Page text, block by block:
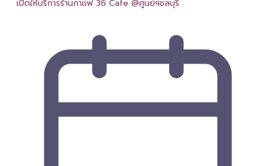
เปิดให้บริการร้านกาแฟ 36 Cafe @ศูนย์ฯชลบุรี